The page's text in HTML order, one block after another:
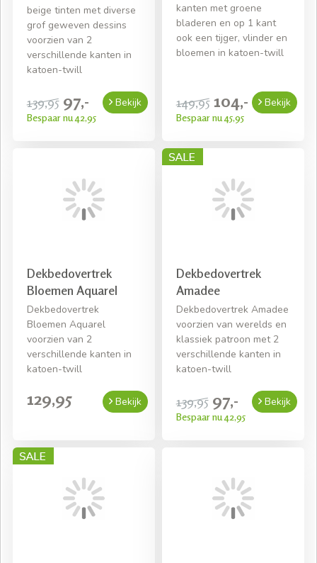
beige tinten met diverse
grof geweven dessins
voorzien van 2
verschillende kanten in
katoen-twill
139,95 97,-
Bespaar nu 42,95
Bekijk
kanten met groene
bladeren en op 1 kant
ook een tijger, vlinder en
bloemen in katoen-twill
149,95 104,-
Bespaar nu 45,95
Bekijk
Dekbedovertrek
Bloemen Aquarel
Dekbedovertrek
Bloemen Aquarel
voorzien van 2
verschillende kanten in
katoen-twill
129,95 Bekijk
Dekbedovertrek
Amadee
Dekbedovertrek Amadee
voorzien van werelds en
klassiek patroon met 2
verschillende kanten in
katoen-twill
139,95 97,-
Bespaar nu 42,95
Bekijk